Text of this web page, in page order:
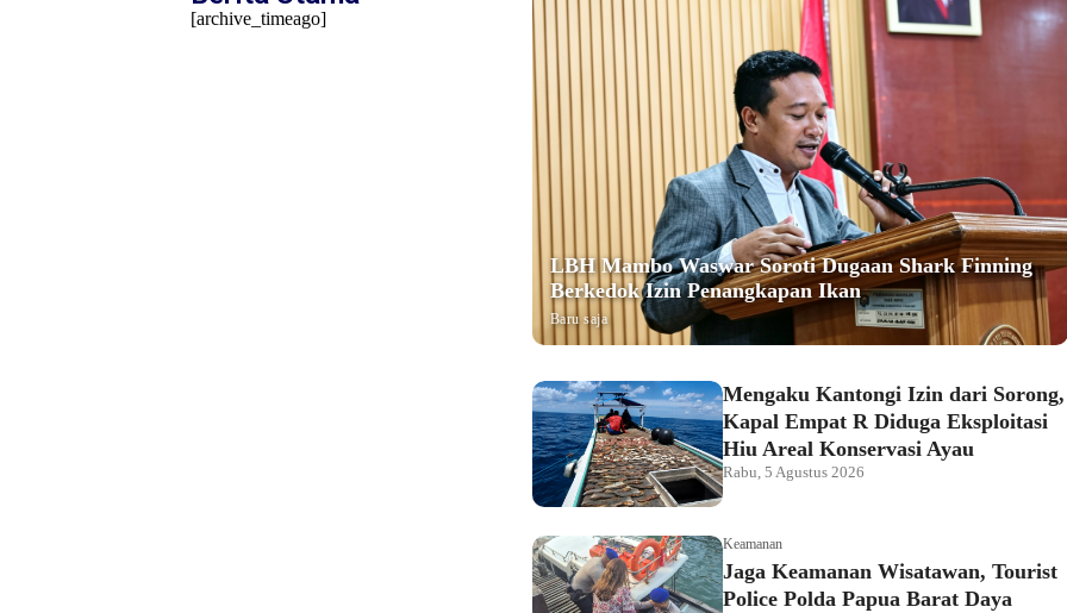
[archive_timeago]
LBH Mambo Waswar Soroti Dugaan Shark Finning
Berkedok Izin Penangkapan Ikan
Baru saja
Mengaku Kantongi Izin dari Sorong,
Kapal Empat R Diduga Eksploitasi
Hiu Areal Konservasi Ayau
Rabu, 5 Agustus 2026
Keamanan
Jaga Keamanan Wisatawan, Tourist
Police Polda Papua Barat Daya